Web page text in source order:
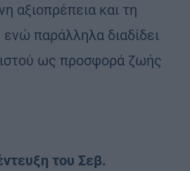
αξιοπρέπεια και τη
ενώ παράλληλα διαδίδει
ως προσφορά ζωής
του Σεβ.